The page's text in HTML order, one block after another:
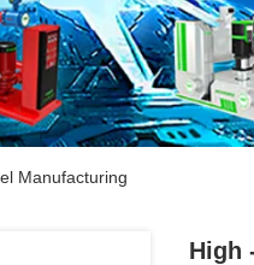
Manufacturing
High